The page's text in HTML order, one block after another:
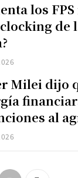
los
de
Milei dijo
al